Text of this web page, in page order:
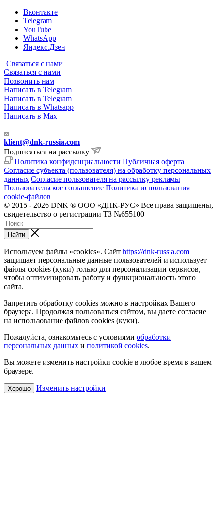
Вконтакте
Telegram
YouTube
WhatsApp
Яндекс.Дзен
Связаться с нами
Связаться с нами
Позвонить нам
Написать в Telegram
Написать в Telegram
Написать в Whatsapp
Написать в Max
klient@dnk-russia.com
Подписаться на рассылку
Политика конфиденциальности Публичная оферта
Согласие субъекта (пользователя) на обработку персональных
данных Согласие пользователя на рассылку рекламы
Пользовательское соглашение Политика использования
cookie-файлов
© 2015 - 2026 DNK ® ООО «ДНК-РУС» Все права защищены,
свидетельство о регистрации ТЗ №655100
Найти
Используем файлы «cookies». Сайт https://dnk-russia.com
защищает персональные данные пользователей и использует
файлы cookies (куки) только для персонализации сервисов,
чтобы оптимизировать работу и функциональность этого
сайта.
Запретить обработку cookies можно в настройках Вашего
браузера. Продолжая пользоваться сайтом, вы даете согласие
на использование файлов cookies (куки).
Пожалуйста, ознакомьтесь с условиями обработки
персональных данных и политикой cookies.
Вы можете изменить настройки cookie в любое время в вашем
браузере.
Хорошо Изменить настройки